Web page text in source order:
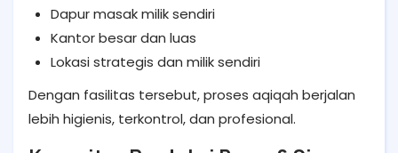
Dapur masak milik sendiri
Kantor besar dan luas
Lokasi strategis dan milik sendiri
Dengan fasilitas tersebut, proses aqiqah berjalan
lebih higienis, terkontrol, dan profesional.